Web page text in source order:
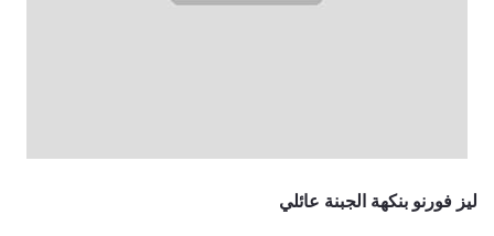
ليز فورنو بنكهة الجبنة عائلي